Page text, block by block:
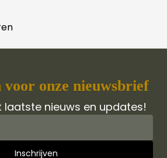
onze nieuwsbrief
laatste nieuws en updates!